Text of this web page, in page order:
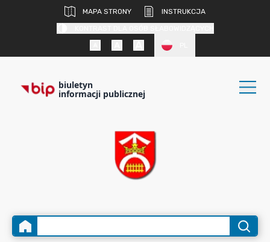
MAPA STRONY
INSTRUKCJA
biuletyn
informacji publicznej